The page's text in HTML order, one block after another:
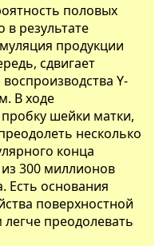
половых
в результате
продукции
сдвигает
Y-
В ходе
шейки матки,
несколько
конца
300 миллионов
Есть основания
поверхностной
преодолевать